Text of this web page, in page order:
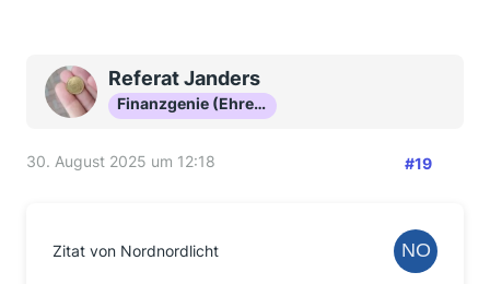
Referat Janders
Finanzgenie (Ehrenmitglied)
30. August 2025 um 12:18 #19
Zitat von Nordnordlicht